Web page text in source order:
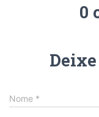
0
Nome *